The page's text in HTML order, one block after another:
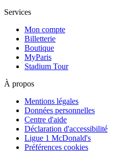
Services
Mon compte
Billetterie
Boutique
MyParis
Stadium Tour
À propos
Mentions légales
Données personnelles
Centre d'aide
Déclaration d'accessibilité
Ligue 1 McDonald's
Préférences cookies